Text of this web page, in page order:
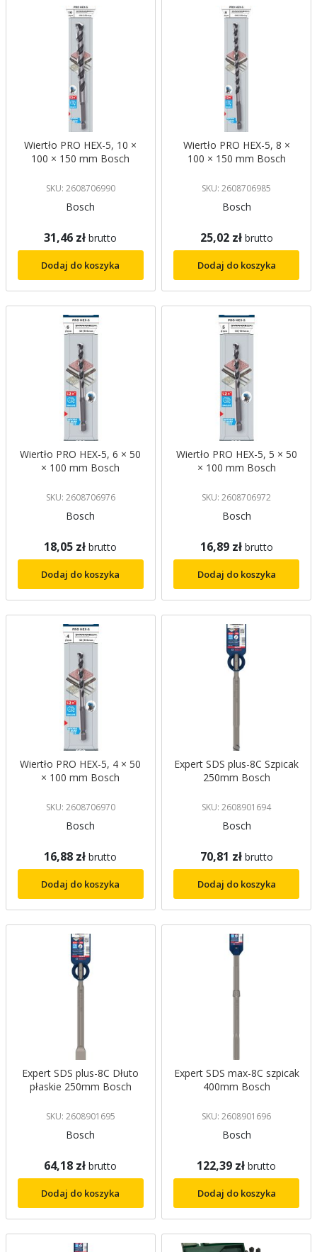
Wiertło PRO HEX-5, 10 ×
100 × 150 mm Bosch
SKU: 2608706990
Bosch
31,46 zł brutto
Dodaj do koszyka
Wiertło PRO HEX-5, 8 ×
100 × 150 mm Bosch
SKU: 2608706985
Bosch
25,02 zł brutto
Dodaj do koszyka
Wiertło PRO HEX-5, 6 × 50
× 100 mm Bosch
SKU: 2608706976
Bosch
18,05 zł brutto
Dodaj do koszyka
Wiertło PRO HEX-5, 5 × 50
× 100 mm Bosch
SKU: 2608706972
Bosch
16,89 zł brutto
Dodaj do koszyka
Wiertło PRO HEX-5, 4 × 50
× 100 mm Bosch
SKU: 2608706970
Bosch
16,88 zł brutto
Dodaj do koszyka
Expert SDS plus-8C Szpicak
250mm Bosch
SKU: 2608901694
Bosch
70,81 zł brutto
Dodaj do koszyka
Expert SDS plus-8C Dłuto
płaskie 250mm Bosch
SKU: 2608901695
Bosch
64,18 zł brutto
Dodaj do koszyka
Expert SDS max-8C szpicak
400mm Bosch
SKU: 2608901696
Bosch
122,39 zł brutto
Dodaj do koszyka